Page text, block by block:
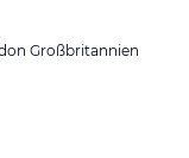
Großbritannien